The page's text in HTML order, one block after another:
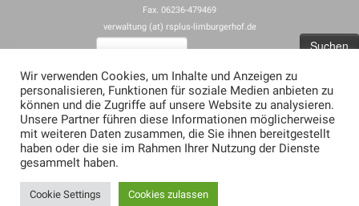
Fax. 06236-479469
verwaltung (at) rsplus-limburgerhof.de
Impressum
Allgemeine Nutzungsbedingungen für rspus-limburgerhof.de
Erklärung zum Datenschutz (Privacy Policy) für rsplus-limburgerhof.de
Wir verwenden Cookies, um Inhalte und Anzeigen zu
personalisieren, Funktionen für soziale Medien anbieten zu
können und die Zugriffe auf unsere Website zu analysieren.
Unsere Partner führen diese Informationen möglicherweise
mit weiteren Daten zusammen, die Sie ihnen bereitgestellt
haben oder die sie im Rahmen Ihrer Nutzung der Dienste
gesammelt haben.
Cookie Settings Cookies zulassen